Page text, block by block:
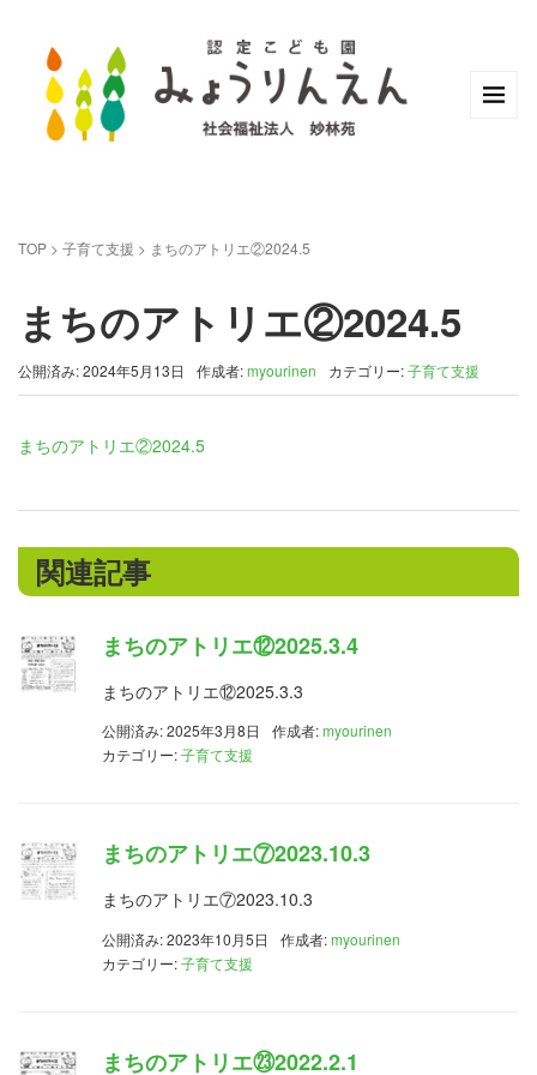
TOP > 子育て支援 > まちのアトリエ②2024.5
まちのアトリエ②2024.5
公開済み: 2024年5月13日 作成者:myourinen カテゴリー:子育て支援
まちのアトリエ②2024.5
関連記事
まちのアトリエ⑫2025.3.4
まちのアトリエ⑫2025.3.3
公開済み: 2025年3月8日 作成者:myourinen
カテゴリー:子育て支援
まちのアトリエ⑦2023.10.3
まちのアトリエ⑦2023.10.3
公開済み: 2023年10月5日 作成者:myourinen
カテゴリー:子育て支援
まちのアトリエ㉓2022.2.1